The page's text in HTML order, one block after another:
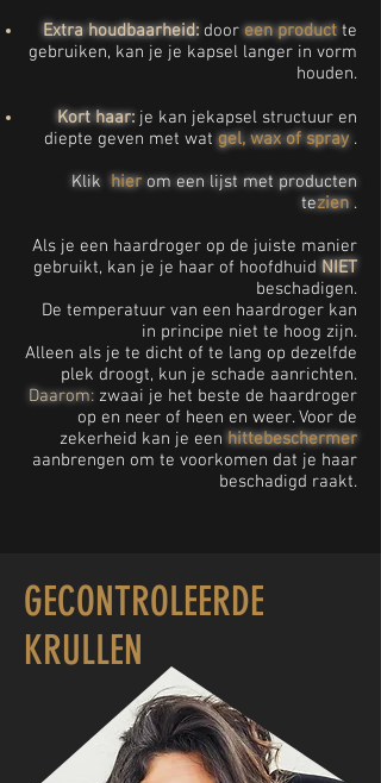
Extra houdbaarheid: dooreen product te
gebruiken, kan je je kapsel langer in vorm
houden.
Kort haar: je kan jekapsel structuur en
diepte geven met watgel, wax of spray .
Klik hier om een ​​lijst met producten
tezien .
Als je een haardroger op de juiste manier
gebruikt, kan je je haar of hoofdhuid NIET
beschadigen.
De temperatuur van een haardroger kan
in principe niet te hoog zijn.
Alleen als je te dicht of te lang op dezelfde
plek droogt, kun je schade aanrichten.
Daarom: zwaai je het beste de haardroger
op en neer of heen en weer. Voor de
zekerheid kan je een hittebeschermer
aanbrengen om te voorkomen dat je haar
beschadigd raakt.
GECONTROLEERDE
KRULLEN